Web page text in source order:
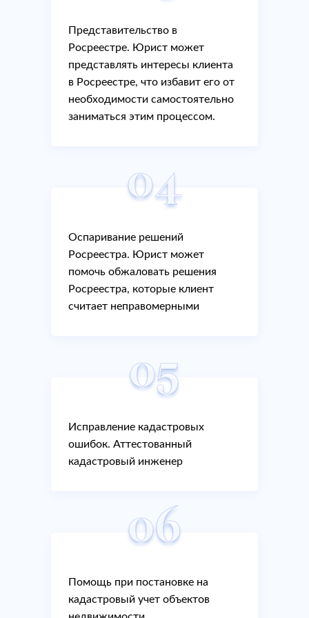
Изготовление технического плана нежилого
помещения
Постановка на кадастровый учет
Поэтажный план и экспликация объекта
Поэтажный план и экспликация квартиры
Поэтажный план и экспликация дома
Поэтажный план и экспликация помещения
включают в себя выезд на место со
всем необходимым оборудованием. И
вам не придется тратить время и
средства на обращение к другим
специалистам. Ведь в нашем перечне
услуг уже есть все виды работ, которые
Вы столкнулись со сложностями в
сфере кадастрового учета? Мы найдем
организация кадастровых инженеров
обеспечит необходимую поддержку
каждому из своих клиентов. Свяжитесь
с нами, чтобы получить необходимую
информацию уже сейчас. И получите
соответствовать объемам выполняемых
Представительство в
Росреестре. Юрист может
представлять интересы клиента
в Росреестре, что избавит его от
необходимости самостоятельно
заниматься этим процессом.
04
Оспаривание решений
Росреестра. Юрист может
помочь обжаловать решения
Росреестра, которые клиент
считает неправомерными
05
Исправление кадастровых
ошибок. Аттестованный
кадастровый инженер
06
Помощь при постановке на
кадастровый учет объектов